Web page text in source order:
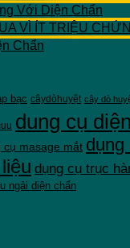
Với Diện Chẩn
VÌ ÍT TRIỆU
Chẩn
bạc câydòhuyệt cây dò
dung cụ
cụ masage mắt dụng
dụng cụ trục
ngải diện chẩn